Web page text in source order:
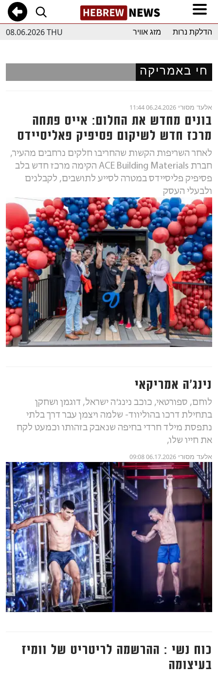
08.06.2026 THU הדלקת נרות מזג אוויר
חי באמריקה
אלעד מסורי 06.24.2026 11:44
בונים מחדש את החלום: אייס פתחה
מרכז חדש לשיקום פסיפיק פאליסיידס
לאחר השריפות הקשות שהחריבו חלקים נרחבים מהעיר,
חברת ACE Building Materials הקימה מרכז חדש בלב
פסיפיק פליסיידס במטרה לסייע לתושבים, לקבלנים
ולבעלי העסק
נינג׳ה אמריקאי
לוחם, ספורטאי, כוכב נינג'ה ישראל, דוגמן ושחקן
בתחילת דרכו בהוליווד- שלמה ויצמן עבר דרך בלתי
נתפסת מילד חרדי בחיפה שנאבק בזהותו וכמעט לקח
את חייו שלו,
אלעד מסורי 06.17.2026 09:08
כוח נשי : ההרשמה לריטריט של וומיז
בעיצומה